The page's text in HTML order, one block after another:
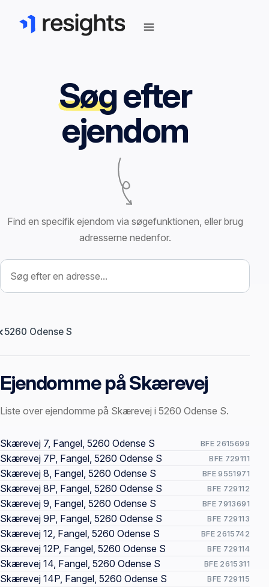
Søgefter
ejendom
Find en specifik ejendom via søgefunktionen, eller brug
adresserne nedenfor.
Søg efter ejendom
5260 Odense S
Ejendomme på Skærevej
Liste over ejendomme på Skærevej i 5260 Odense S.
Offentlige ejendomssider
Skærevej 7, Fangel, 5260 Odense S BFE 2615699
Skærevej 7P, Fangel, 5260 Odense S BFE 729111
Skærevej 8, Fangel, 5260 Odense S BFE 9551971
Skærevej 8P, Fangel, 5260 Odense S BFE 729112
Skærevej 9, Fangel, 5260 Odense S BFE 7913691
Skærevej 9P, Fangel, 5260 Odense S BFE 729113
Skærevej 12, Fangel, 5260 Odense S BFE 2615742
Skærevej 12P, Fangel, 5260 Odense S BFE 729114
Skærevej 14, Fangel, 5260 Odense S BFE 2615311
Skærevej 14P, Fangel, 5260 Odense S BFE 729115